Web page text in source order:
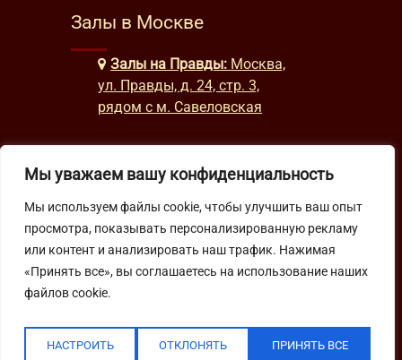
Мы уважаем вашу конфиденциальность
Мы используем файлы cookie, чтобы улучшить ваш опыт
просмотра, показывать персонализированную рекламу
или контент и анализировать наш трафик. Нажимая
«Принять все», вы соглашаетесь на использование наших
файлов cookie.
НАСТРОИТЬ ОТКЛОНЯТЬ ПРИНЯТЬ ВСЕ
Залы в Москве
Залы на Правды: Москва,
ул. Правды, д. 24, стр. 3,
рядом с м. Савеловская
Часы работы
будни: с 9:00 до 22:00
выходные: с 10:00 до 19:30
Подпишитесь на нашу рассылку